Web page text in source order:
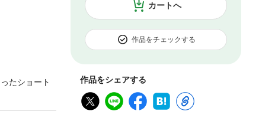
カートへ
作品をチェックする
作品をシェアする
たショート